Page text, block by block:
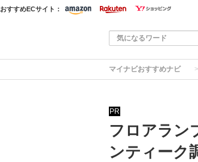
おすすめECサイト：
マイナビおすすめナビ
PR
フロアラン
ンティーク